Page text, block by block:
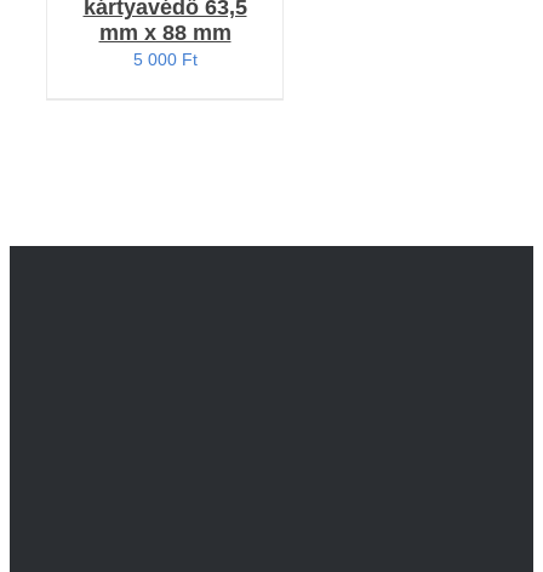
kártyavédő 63,5
mm x 88 mm
5 000 Ft